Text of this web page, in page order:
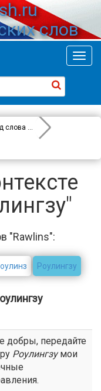
слов
Перевод слова
Rawlins
"Rawlins":
Роулингзу
добры, передайте
Роулингзумои